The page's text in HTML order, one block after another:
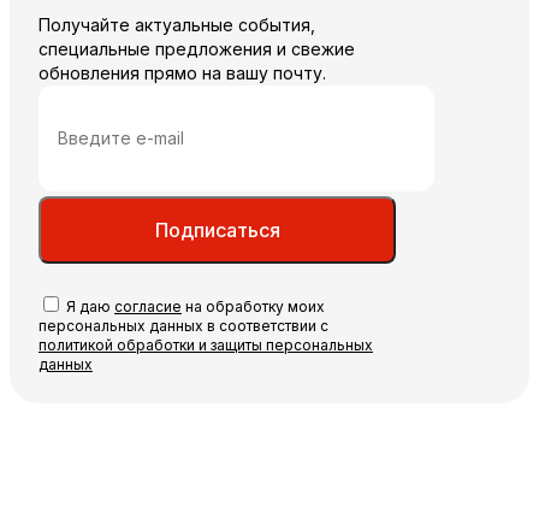
Получайте актуальные события,
специальные предложения и свежие
обновления прямо на вашу почту.
Подписаться
Я даю согласие на обработку моих
персональных данных в соответствии с
политикой обработки и защиты персональных
данных